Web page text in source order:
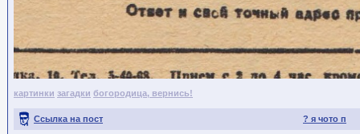
картинки загадки богородица, вернись!
? я чото п
Ссылка на пост